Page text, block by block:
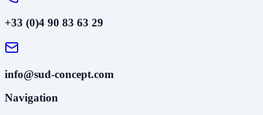
+33 (0)4 90 83 63 29
info@sud-concept.com
Navigation